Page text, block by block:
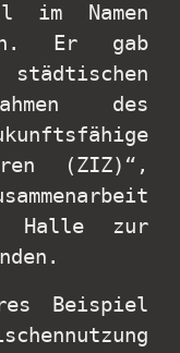
im Namen
Er gab
des
(ZIZ)“,
Halle zur
Beispiel